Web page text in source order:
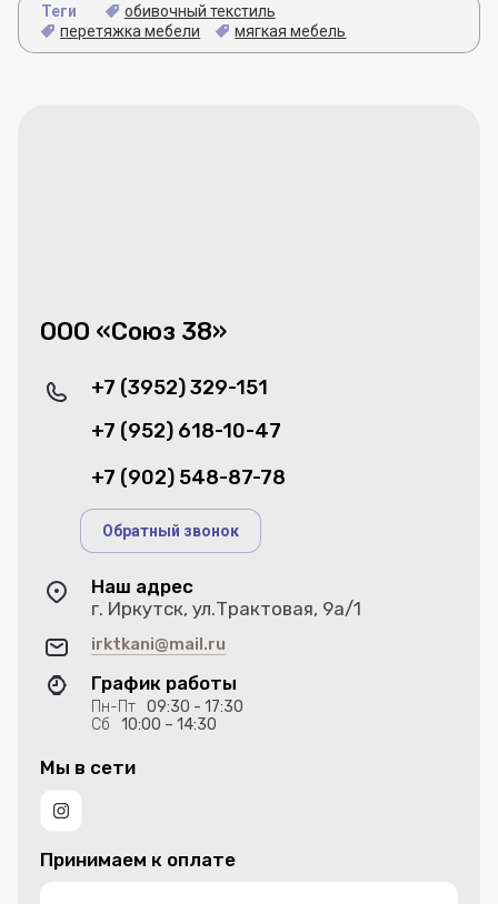
Теги
обивочный текстиль
перетяжка мебели
мягкая мебель
ООО «Союз 38»
+7 (3952) 329-151
+7 (952) 618-10-47
+7 (902) 548-87-78
Обратный звонок
Наш адрес
г. Иркутск, ул.Трактовая, 9а/1
irktkani@mail.ru
График работы
Пн-Пт 09:30 - 17:30
Сб
10:00 – 14:30
Мы в сети
Принимаем к оплате